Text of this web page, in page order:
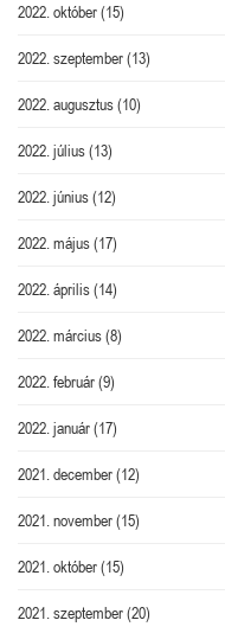
2022. október(15)
2022. szeptember(13)
2022. augusztus(10)
2022. július(13)
2022. június(12)
2022. május(17)
2022. április(14)
2022. március(8)
2022. február(9)
2022. január(17)
2021. december(12)
2021. november(15)
2021. október(15)
2021. szeptember(20)